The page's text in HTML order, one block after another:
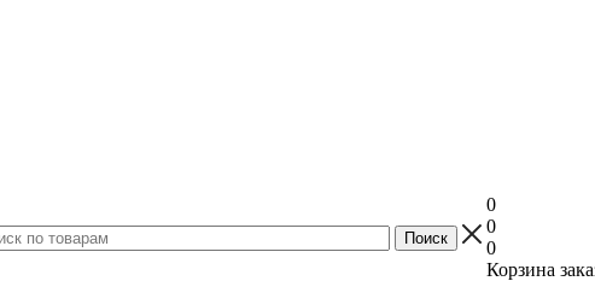
0
0
0
Корзина